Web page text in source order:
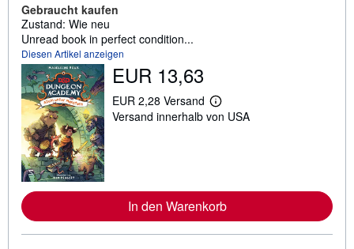
Gebraucht kaufen
Zustand: Wie neu
Unread book in perfect condition...
Diesen Artikel anzeigen
EUR 13,63
EUR 2,28 Versand
W
e
I
n
f
o
r
Versand innerhalb von USA
In den Warenkorb